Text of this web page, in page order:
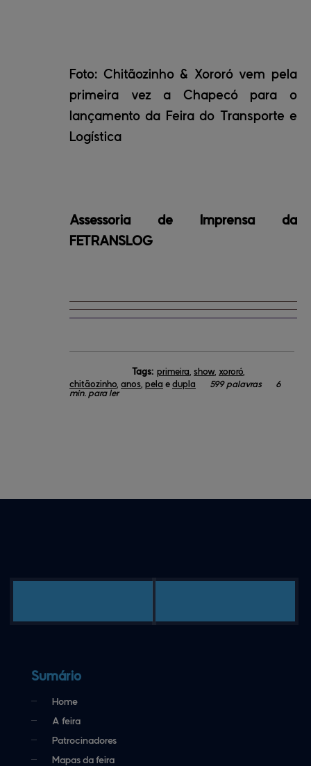
Foto: Chitãozinho & Xororó vem pela
primeira vez a Chapecó para o
lançamento da Feira do Transporte e
Logística
Assessoria de Imprensa da
FETRANSLOG
Tags: primeira show, xororó
chitãozinho anos pela e dupla 599 palavras
6
min. para ler
Sumário
Home
A feira
Patrocinadores
Mapas da feira